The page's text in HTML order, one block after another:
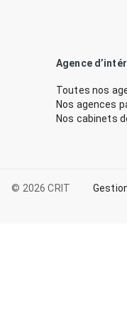
Agence
Toutes nos
Nos agences
Nos cabinets
© 2026 CRIT